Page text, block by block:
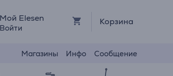
Мой Elesen
Войти
Корзина
Магазины Инфо Сообщение